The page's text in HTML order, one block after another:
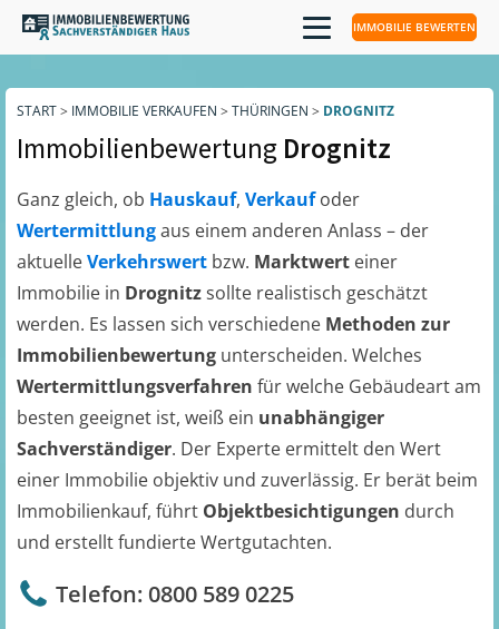
IMMOBILIE BEWERTEN
START> IMMOBILIE VERKAUFEN > THÜRINGEN > DROGNITZ
Immobilienbewertung Drognitz
Ganz gleich, ob Hauskauf, Verkaufoder
Wertermittlungaus einem anderen Anlass – der
aktuelleVerkehrswert bzw. Marktwert einer
Immobilie in Drognitzsollte realistisch geschätzt
werden. Es lassen sich verschiedene Methoden zur
Immobilienbewertung unterscheiden. Welches
Wertermittlungsverfahren für welche Gebäudeart am
besten geeignet ist, weiß ein unabhängiger
Sachverständiger. Der Experte ermittelt den Wert
einer Immobilie objektiv und zuverlässig. Er berät beim
Immobilienkauf, führt Objektbesichtigungen durch
und erstellt fundierte Wertgutachten.
Telefon: 0800 589 0225